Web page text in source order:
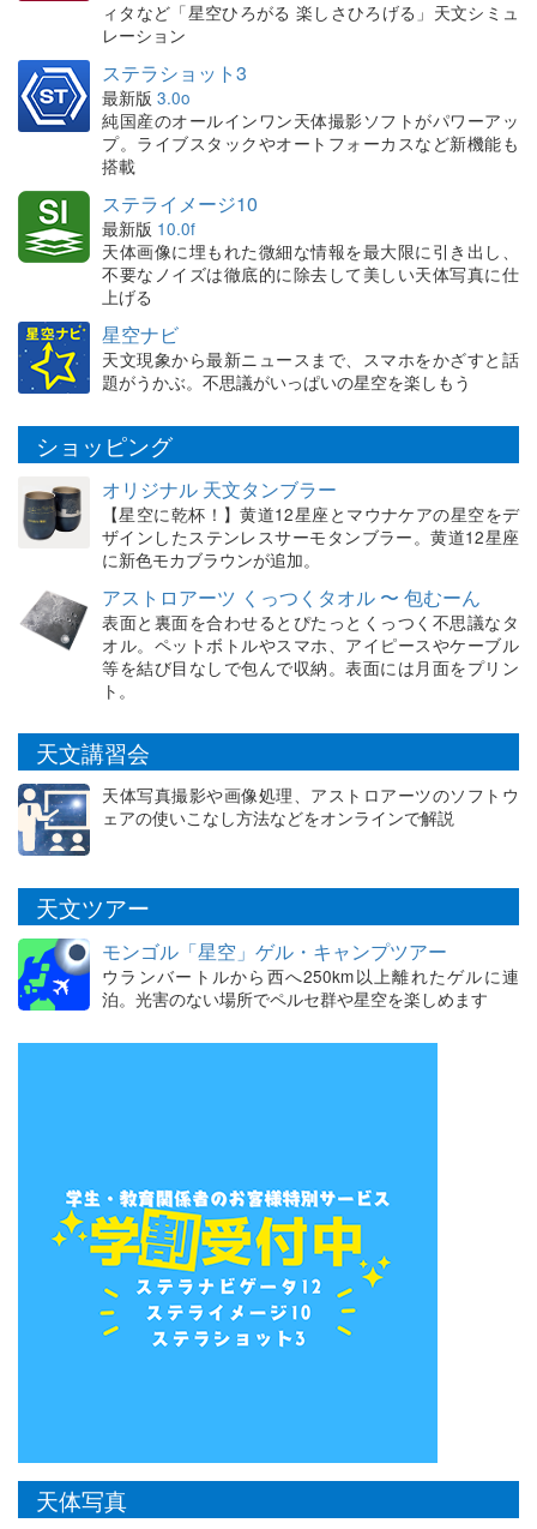
ィタなど「星空ひろがる 楽しさひろげる」天文シミュ
レーション
ステラショット3
最新版 3.0o
純国産のオールインワン天体撮影ソフトがパワーアッ
プ。ライブスタックやオートフォーカスなど新機能も
搭載
ステライメージ10
最新版 10.0f
天体画像に埋もれた微細な情報を最大限に引き出し、
不要なノイズは徹底的に除去して美しい天体写真に仕
上げる
星空ナビ
天文現象から最新ニュースまで、スマホをかざすと話
題がうかぶ。不思議がいっぱいの星空を楽しもう
ショッピング
オリジナル 天文タンブラー
【星空に乾杯！】黄道12星座とマウナケアの星空をデ
ザインしたステンレスサーモタンブラー。黄道12星座
に新色モカブラウンが追加。
アストロアーツ くっつくタオル 〜 包むーん
表面と裏面を合わせるとぴたっとくっつく不思議なタ
オル。ペットボトルやスマホ、アイピースやケーブル
等を結び目なしで包んで収納。表面には月面をプリン
ト。
天文講習会
天体写真撮影や画像処理、アストロアーツのソフトウ
ェアの使いこなし方法などをオンラインで解説
天文ツアー
モンゴル「星空」ゲル・キャンプツアー
ウランバートルから西へ250km以上離れたゲルに連
泊。光害のない場所でペルセ群や星空を楽しめます
天体写真